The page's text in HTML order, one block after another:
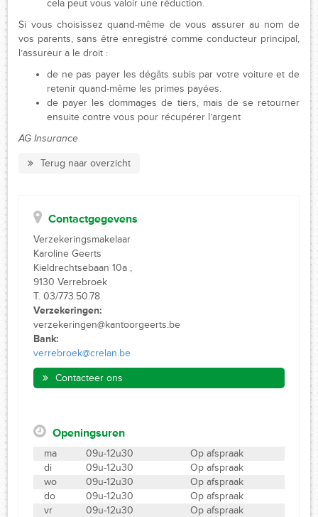
cela peut vous valoir une réduction.
Si vous choisissez quand-même de vous assurer au nom de
vos parents, sans être enregistré comme conducteur principal,
l’assureur a le droit :
de ne pas payer les dégâts subis par votre voiture et de
retenir quand-même les primes payées.
de payer les dommages de tiers, mais de se retourner
ensuite contre vous pour récupérer l’argent
AG Insurance
Terug naar overzicht
Contactgegevens
Verzekeringsmakelaar
Karoline Geerts
Kieldrechtsebaan 10a ,
9130 Verrebroek
T. 03/773.50.78
Verzekeringen:
verzekeringen@kantoorgeerts.be
Bank:
verrebroek@crelan.be
Contacteer ons
Openingsuren
ma 09u-12u30
Op afspraak
di
09u-12u30
Op afspraak
wo
09u-12u30
Op afspraak
do
09u-12u30
Op afspraak
vr
09u-12u30
Op afspraak